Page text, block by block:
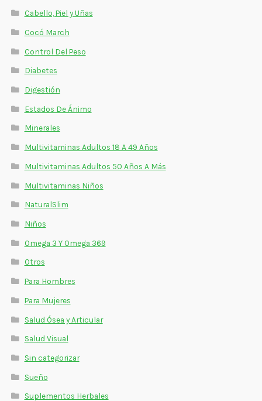
Cabello, Piel y Uñas
Cocó March
Control Del Peso
Diabetes
Digestión
Estados De Ánimo
Minerales
Multivitaminas Adultos 18 A 49 Años
Multivitaminas Adultos 50 Años A Más
Multivitaminas Niños
NaturalSlim
Niños
Omega 3 Y Omega 369
Otros
Para Hombres
Para Mujeres
Salud Ósea y Articular
Salud Visual
Sin categorizar
Sueño
Suplementos Herbales